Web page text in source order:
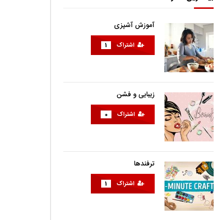
آموزش آشپزی
اشتراک 1
زیبایی و فشن
اشتراک 0
ترفندها
اشتراک 1